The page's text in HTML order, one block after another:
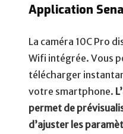
Application
La caméra 10C Pro
Wifi intégrée. Vous
télécharger
votre smartphone.
permet de
d’ajuster les